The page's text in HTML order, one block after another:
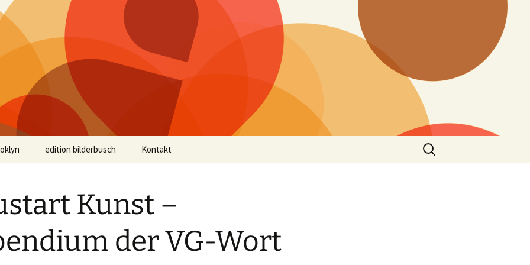
edition bilderbusch Kontakt
Suchen
nach:
Kunst –
der VG-Wort